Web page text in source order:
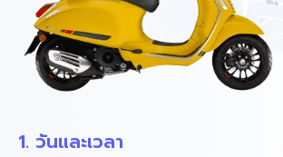
1. วันและเวลา